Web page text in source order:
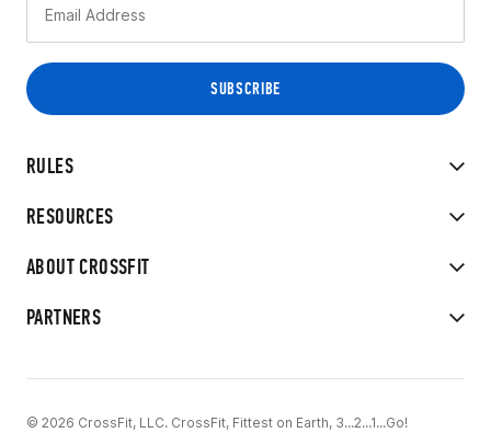
RULES
RESOURCES
ABOUT CROSSFIT
PARTNERS
© 2026 CrossFit, LLC. CrossFit, Fittest on Earth, 3...2...1...Go!